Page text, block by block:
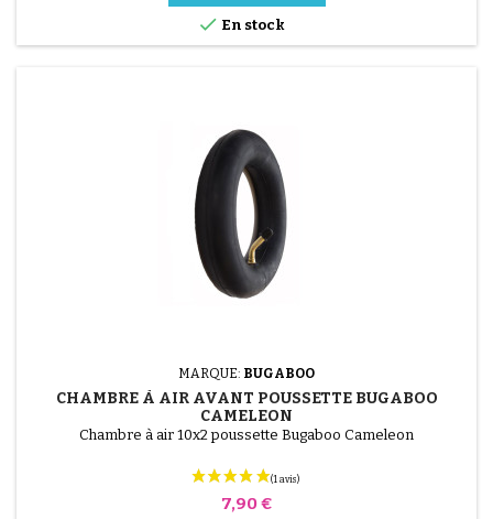
 En stock
MARQUE: BUGABOO
CHAMBRE À AIR AVANT POUSSETTE BUGABOO
CAMELEON
Chambre à air 10x2 poussette Bugaboo Cameleon
Prix
7,90 €